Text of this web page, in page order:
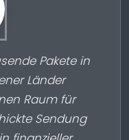
Pakete in
Länder
Raum für
Sendung